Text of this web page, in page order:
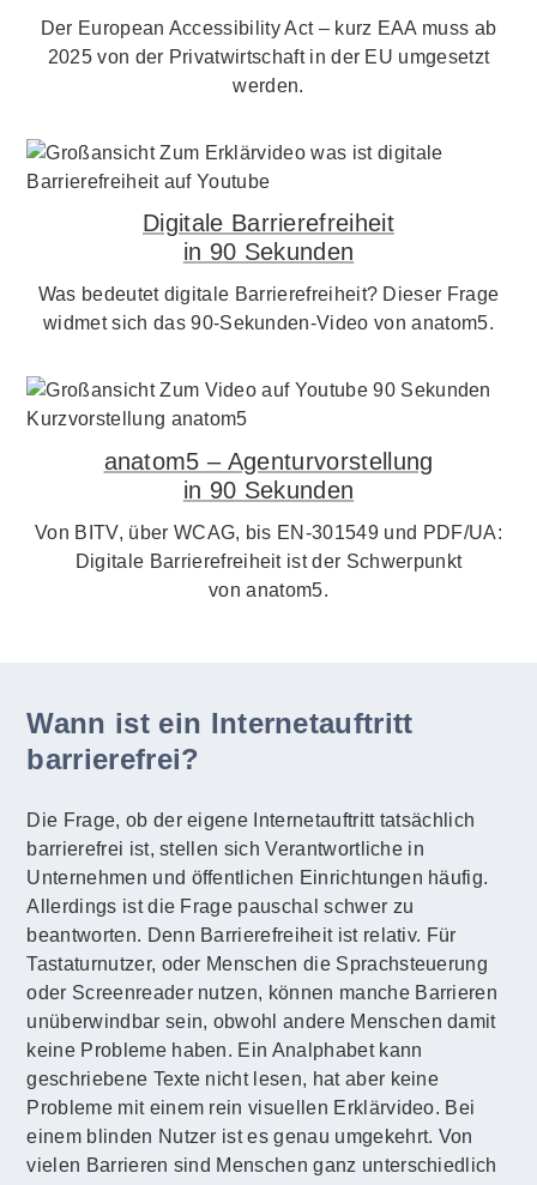
Der European Accessibility Act – kurz EAA muss ab
2025 von der Privatwirtschaft in der EU umgesetzt
werden.
Digitale Barrierefreiheit
in 90 Sekunden
Was bedeutet digitale Barrierefreiheit? Dieser Frage
widmet sich das 90-Sekunden-Video von anatom5.
anatom5 – Agenturvorstellung
in 90 Sekunden
Von BITV, über WCAG, bis EN-301549 und PDF/UA:
Digitale Barrierefreiheit ist der Schwerpunkt
von anatom5.
Wann ist ein Internetauftritt
barrierefrei?
Die Frage, ob der eigene Internetauftritt tatsächlich
barrierefrei ist, stellen sich Verantwortliche in
Unternehmen und öffentlichen Einrichtungen häufig.
Allerdings ist die Frage pauschal schwer zu
beantworten. Denn Barrierefreiheit ist relativ. Für
Tastaturnutzer, oder Menschen die Sprachsteuerung
oder Screenreader nutzen, können manche Barrieren
unüberwindbar sein, obwohl andere Menschen damit
keine Probleme haben. Ein Analphabet kann
geschriebene Texte nicht lesen, hat aber keine
Probleme mit einem rein visuellen Erklärvideo. Bei
einem blinden Nutzer ist es genau umgekehrt. Von
vielen Barrieren sind Menschen ganz unterschiedlich